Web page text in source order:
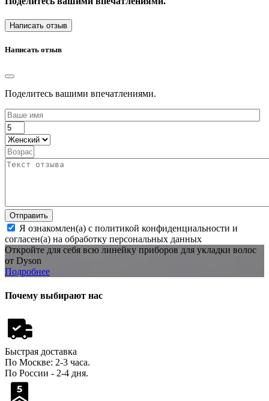
Написать отзыв
Написать отзыв
Поделитесь вашими впечатлениями.
Отправить
Я ознакомлен(а) с политикой конфиденциальности и
согласен(а) на обработку персональных данных
Откройте для себя всю линейку приборов для укладки волос
от Dyson
Подробнее
Почему выбирают нас
Быстрая доставка
По Москве: 2-3 часа.
По России - 2-4 дня.